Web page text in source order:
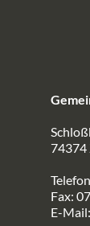
74374
Fax:
E-Mail: